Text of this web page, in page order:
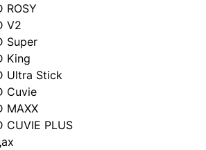
ROSY
V2
Super
King
Ultra Stick
Cuvie
MAXX
CUVIE PLUS